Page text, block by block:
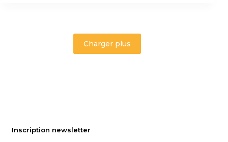
Charger plus
Inscription newsletter